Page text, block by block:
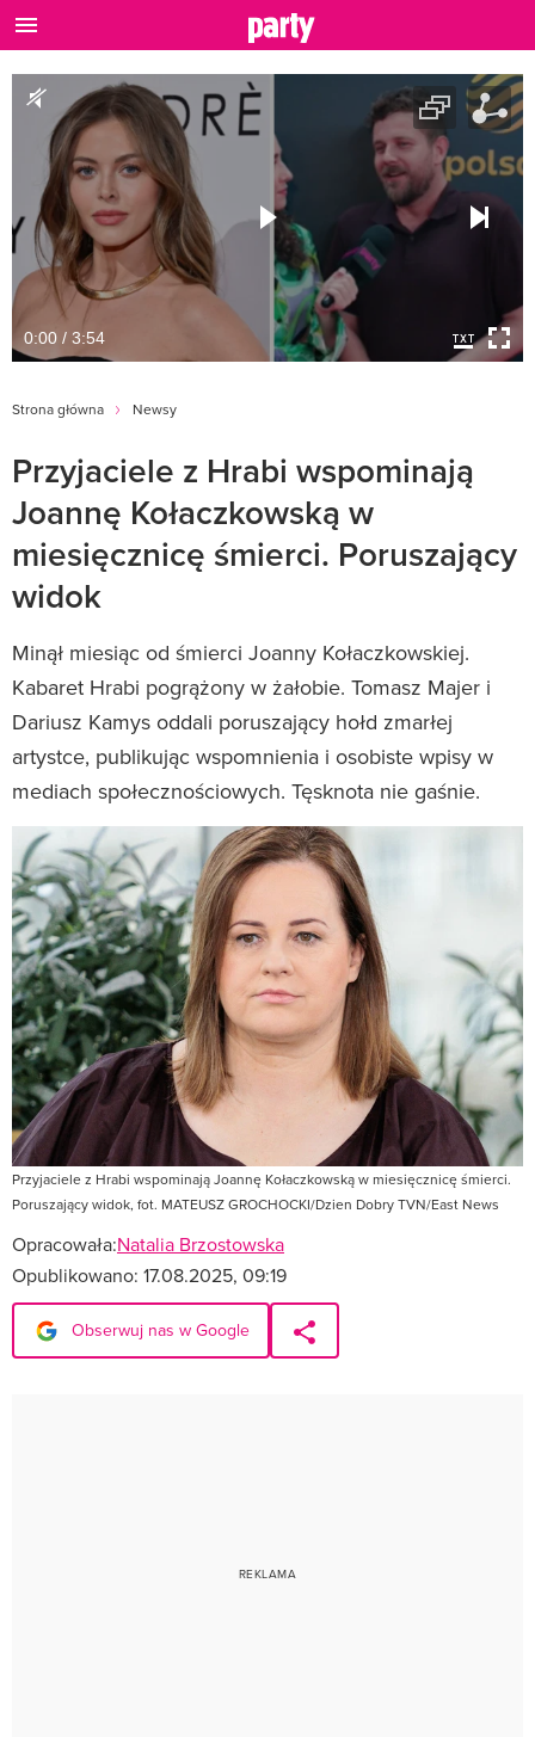
0:00 / 3:54
Strona główna Newsy
Przyjaciele z Hrabi wspominają
Joannę Kołaczkowską w
miesięcznicę śmierci. Poruszający
widok
Minął miesiąc od śmierci Joanny Kołaczkowskiej.
Kabaret Hrabi pogrążony w żałobie. Tomasz Majer i
Dariusz Kamys oddali poruszający hołd zmarłej
artystce, publikując wspomnienia i osobiste wpisy w
mediach społecznościowych. Tęsknota nie gaśnie.
Przyjaciele z Hrabi wspominają Joannę Kołaczkowską w miesięcznicę śmierci.
Poruszający widok, fot. MATEUSZ GROCHOCKI/Dzien Dobry TVN/East News
Opracowała:Natalia Brzostowska
Opublikowano: 17.08.2025, 09:19
Obserwuj nas w Google